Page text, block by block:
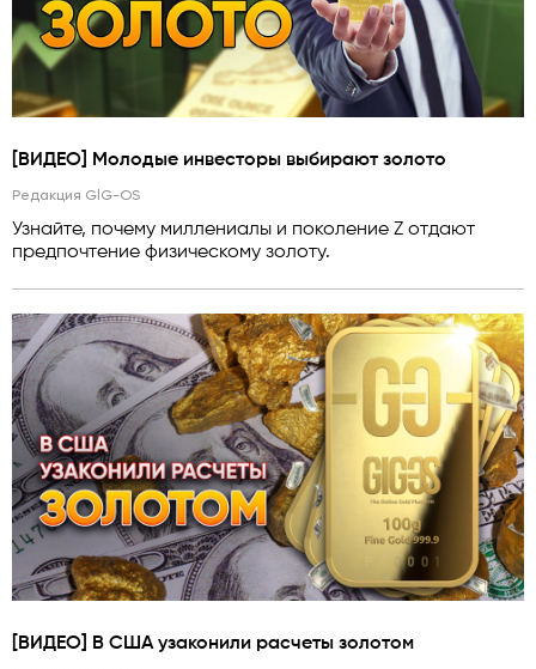
[ВИДЕО] Молодые инвесторы выбирают золото
Редакция GlG-OS
Узнайте, почему миллениалы и поколение Z отдают
предпочтение физическому золоту.
[ВИДЕО] В США узаконили расчеты золотом